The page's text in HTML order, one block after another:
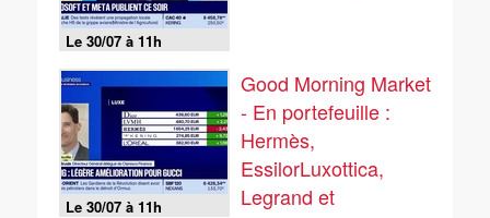
Le 30/07 à 11h
Le 30/07 à 11h
Good Morning Market
- En portefeuille :
Hermès,
EssilorLuxottica,
Legrand et